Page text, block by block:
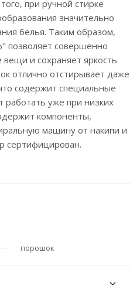
при ручной стирке
значительно
белья. Таким образом,
позволяет совершенно
и сохраняет яркость
отлично отстирывает даже
содержит специальные
уже при низких
компоненты,
машину от накипи и
сертифицирован.
порошок